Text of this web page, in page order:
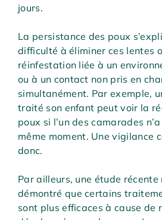
jours.
La persistance des poux
difficulté à éliminer ces lentes
réinfestation liée à un
ou à un contact non pris en
simultanément. Par exemple,
traité son enfant peut voir la
poux si l’un des camarades
même moment. Une vigilance
donc.
Par ailleurs, une étude récente
démontré que certains
sont plus efficaces à cause de